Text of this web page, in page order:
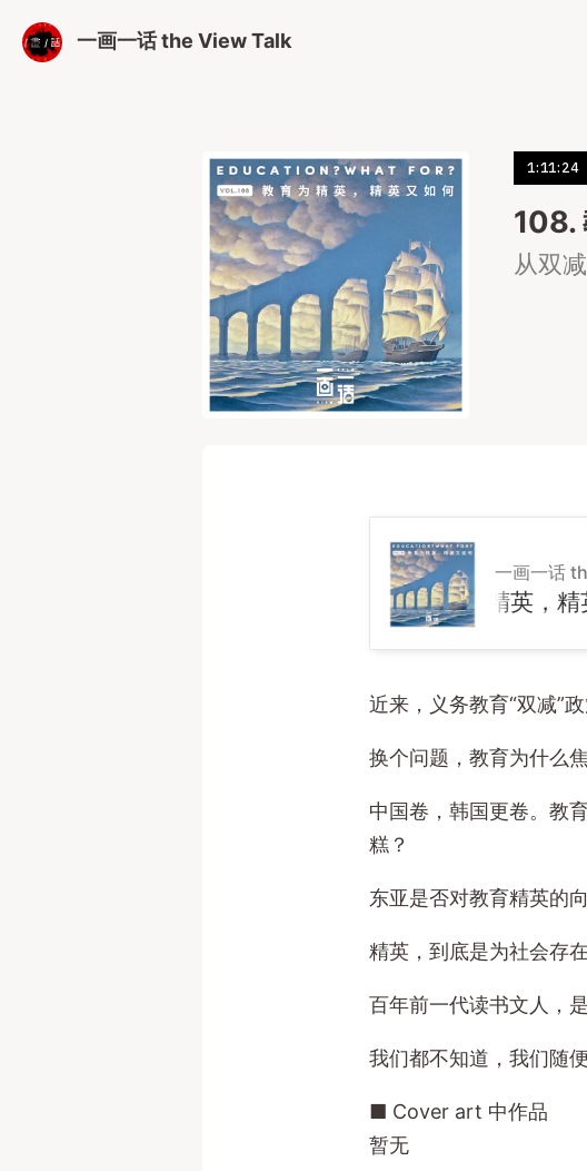
一画一话 the View Talk
1:11:24
108.
从双
一画一话
108. 教育为精英，精英
近来，义务教育“双减”
换个问题，教育为什么
中国卷，韩国更卷。教
糕？
东亚是否对教育精英的
精英，到底是为社会存
百年前一代读书文人，
我们都不知道，我们随便
■ Cover art 中作品
暂无